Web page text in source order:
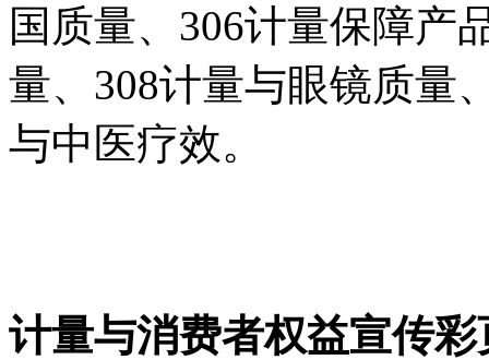
国质量、306计量保障产
量、308计量与眼镜质量
与中医疗效。
计量与消费者权益宣传彩